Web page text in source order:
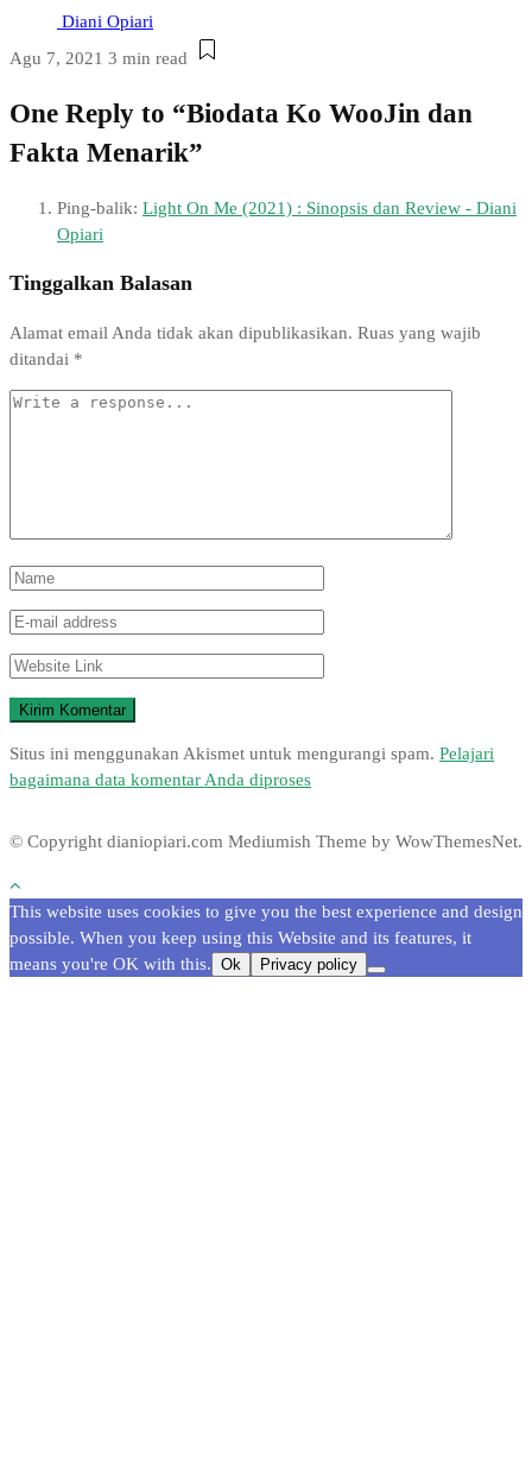
Diani Opiari
Agu 7, 2021 3 min read
One Reply to “Biodata Ko WooJin dan
Fakta Menarik”
Ping-balik: Light On Me (2021) : Sinopsis dan Review - Diani
Opiari
Tinggalkan Balasan
Alamat email Anda tidak akan dipublikasikan. Ruas yang wajib
ditandai *
Situs ini menggunakan Akismet untuk mengurangi spam. Pelajari
bagaimana data komentar Anda diproses
© Copyright dianiopiari.com Mediumish Theme by WowThemesNet.
This website uses cookies to give you the best experience and design
possible. When you keep using this Website and its features, it
means you're OK with this. Ok Privacy policy